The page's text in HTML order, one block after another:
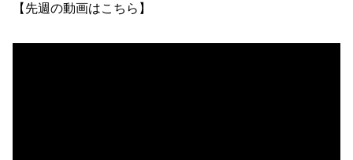
【先週の動画はこちら】